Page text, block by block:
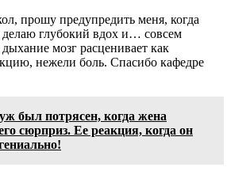
прошу предупредить меня, когда
делаю глубокий вдох и… совсем
мозг расценивает как
нежели боль. Спасибо кафедре
был потрясен, когда жена
сюрприз. Ее реакция, когда он